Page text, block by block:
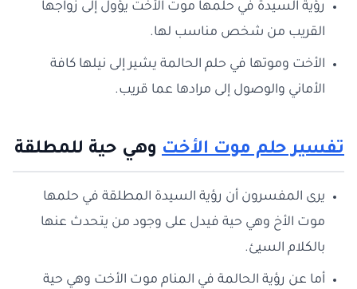
رؤية السيدة في حلمها موت الأخت يؤول إلى زواجها
القريب من شخص مناسب لها.
الأخت وموتها في حلم الحالمة يشير إلى نيلها كافة
الأماني والوصول إلى مرادها عما قريب.
تفسير حلم موت الأخت وهي حية للمطلقة
يرى المفسرون أن رؤية السيدة المطلقة في حلمها
موت الأخ وهي حية فيدل على وجود من يتحدث عنها
بالكلام السيئ.
أما عن رؤية الحالمة في المنام موت الأخت وهي حية